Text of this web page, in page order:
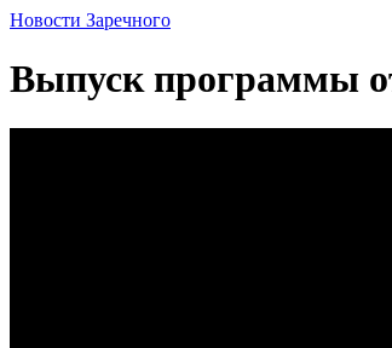
Новости Заречного
Выпуск программы